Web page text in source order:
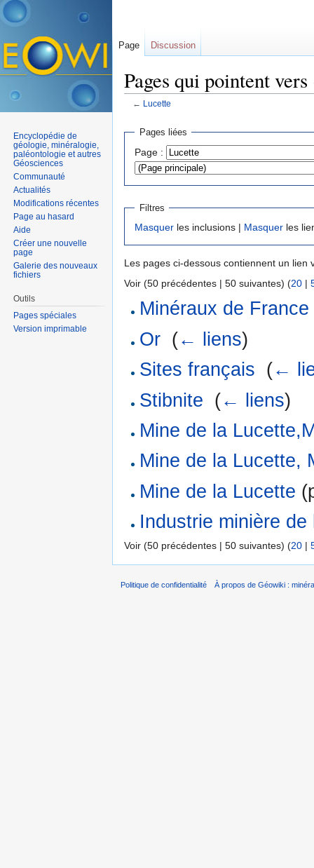
Pages qui pointent
← Lucette
Pages liées
Page :
Filtres
Masquer les inclusions | Masquer les
Les pages ci-dessous contiennent un lien
Voir (50 précédentes | 50 suivantes) (20 |
Minéraux de France
Or (← liens)
Sites français (←
Stibnite (← liens)
Mine de la
Mine de la Lucette,
Mine de la Lucette
Industrie minière
Voir (50 précédentes | 50 suivantes) (20 |
Page Discussion
Encyclopédie de
géologie, minéralogie,
paléontologie et autres
Géosciences
Communauté
Actualités
Modifications récentes
Page au hasard
Aide
Créer une nouvelle
page
Galerie des nouveaux
fichiers
Outils
Pages spéciales
Version imprimable
Politique de confidentialité À propos de Géowiki :